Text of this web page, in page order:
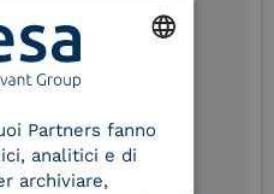
eIDAS Qualified Trust
Service Provider for
Remote Qualified
Electronic Signature /
Seal Creation
INTESA. Inoltrando il
letto e compreso le
INTESA.
ITALIAN
Partners fanno
analitici e di
archiviare,